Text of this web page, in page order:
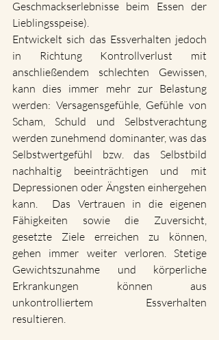
Geschmackserlebnisse beim Essen der
Lieblingsspeise).
Entwickelt sich das Essverhalten jedoch
in Richtung Kontrollverlust mit
anschließendem schlechten Gewissen,
kann dies immer mehr zur Belastung
werden: Versagensgefühle, Gefühle von
Scham, Schuld und Selbstverachtung
werden zunehmend dominanter, was das
Selbstwertgefühl bzw. das Selbstbild
nachhaltig beeinträchtigen und mit
Depressionen oder Ängsten einhergehen
kann.  Das Vertrauen in die eigenen
Fähigkeiten sowie die Zuversicht,
gesetzte Ziele erreichen zu können,
gehen immer weiter verloren. Stetige
Gewichtszunahme und körperliche
Erkrankungen können aus
unkontrolliertem Essverhalten
resultieren.